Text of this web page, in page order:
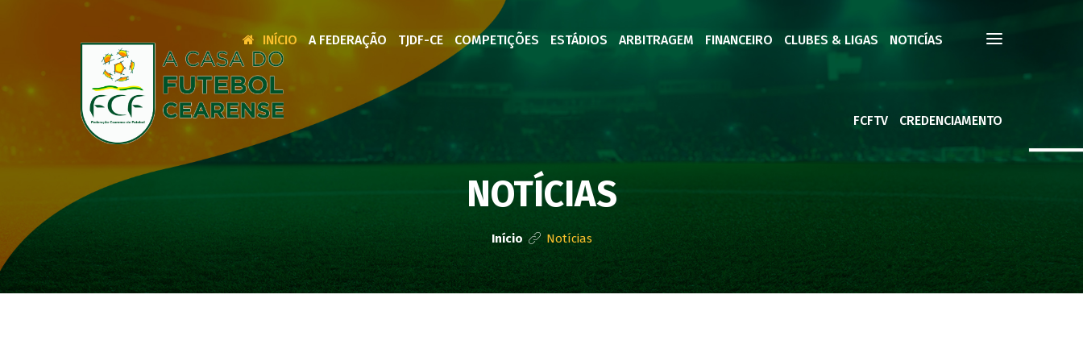
INÍCIO A FEDERAÇÃO TJDF-CE COMPETIÇÕES ESTÁDIOS ARBITRAGEM FINANCEIRO CLUBES & LIGAS NOTICÍAS
FCFTV CREDENCIAMENTO
NOTÍCIAS
Início Notícias